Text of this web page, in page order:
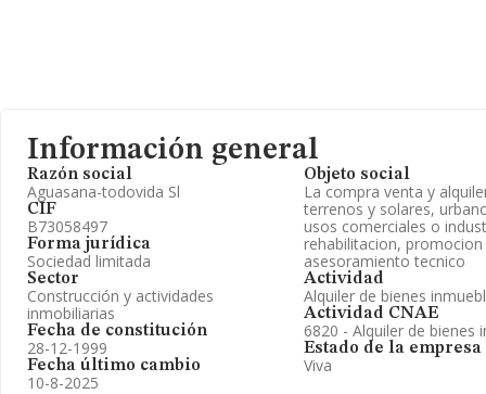
Información general
Razón social
Aguasana-todovida Sl
CIF
B73058497
Forma jurídica
Sociedad limitada
Sector
Construcción y actividades
inmobiliarias
Fecha de constitución
28-12-1999
Fecha último cambio
10-8-2025
Objeto social
La compra venta y
terrenos y solares,
usos comerciales o
rehabilitacion,
asesoramiento tecnico
Actividad
Alquiler de bienes
Actividad CNAE
6820 - Alquiler de bienes
Estado de la empresa
Viva